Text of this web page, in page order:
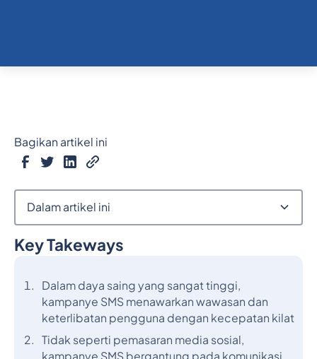
Key Takeways
Dalam daya saing yang sangat tinggi,
kampanye SMS menawarkan wawasan dan
keterlibatan pengguna dengan kecepatan kilat
Tidak seperti pemasaran media sosial,
Bagikan artikel ini
Dalam artikel ini
Judul 2